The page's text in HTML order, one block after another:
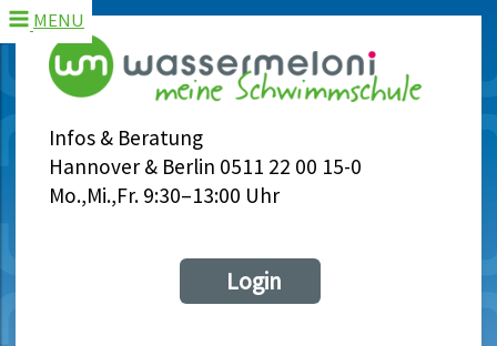
Infos & Beratung
Hannover & Berlin 0511 22 00 15-0
Mo.,Mi.,Fr. 9:30–13:00 Uhr
MENU
Login